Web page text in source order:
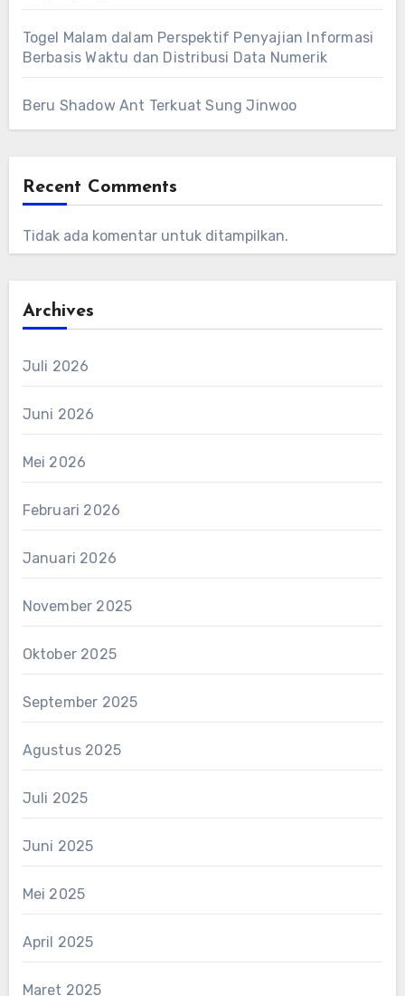
Togel Malam dalam Perspektif Penyajian Informasi
Berbasis Waktu dan Distribusi Data Numerik
Beru Shadow Ant Terkuat Sung Jinwoo
Recent Comments
Tidak ada komentar untuk ditampilkan.
Archives
Juli 2026
Juni 2026
Mei 2026
Februari 2026
Januari 2026
November 2025
Oktober 2025
September 2025
Agustus 2025
Juli 2025
Juni 2025
Mei 2025
April 2025
Maret 2025